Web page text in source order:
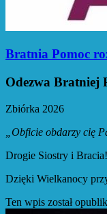
Bratnia Pomoc
Odezwa Bratniej
Zbiórka 2026
„Obficie obdarzy cię
Drogie Siostry i Bracia!
Dzięki Wielkanocy
Ten wpis został